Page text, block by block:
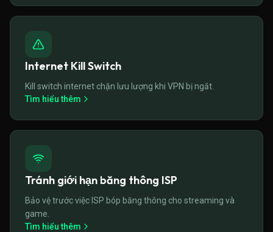
Internet Kill Switch
Kill switch internet chặn lưu lượng khi VPN bị ngắt.
Tìm hiểu thêm
Tránh giới hạn băng thông ISP
Bảo vệ trước việc ISP bóp băng thông cho streaming và
game.
Tìm hiểu thêm